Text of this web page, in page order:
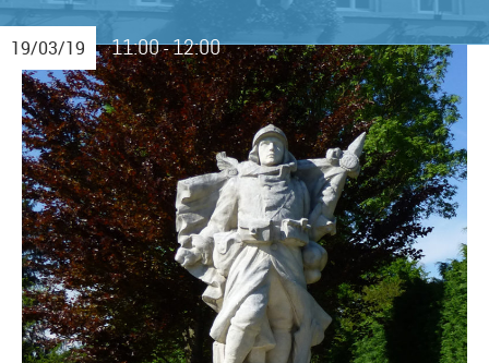
19/03/19 11:00-12:00